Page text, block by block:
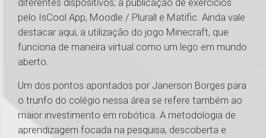
diferentes dispositivos; a publicação de exercícios
pelo IsCool App, Moodle / Plurall e Matific. Ainda vale
destacar aqui, a utilização do jogo Minecraft, que
funciona de maneira virtual como um lego em mundo
aberto.
Um dos pontos apontados por Janerson Borges para
o trunfo do colégio nessa área se refere também ao
maior investimento em robótica. A metodologia de
aprendizagem focada na pesquisa, descoberta e